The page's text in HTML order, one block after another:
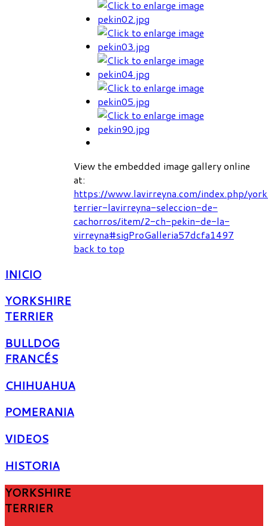
View the embedded image gallery online
at:
https://www.lavirreyna.com/index.php/
terrier-lavirreyna-seleccion-de-
cachorros/item/2-ch-pekin-de-la-
virreyna#sigProGalleria57dcfa1497
back to top
INICIO
YORKSHIRE
TERRIER
BULLDOG
FRANCÉS
CHIHUAHUA
POMERANIA
VIDEOS
HISTORIA
YORKSHIRE
TERRIER